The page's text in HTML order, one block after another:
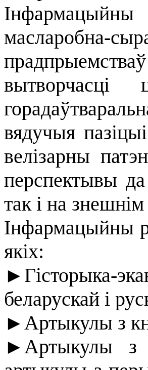
масларобна-
вядучыя
велізарны
перспектывы
так і на
Інфармацыйны
якіх:
►Гісторыка-
беларускай і
►Артыкулы з
►Артыкулы з